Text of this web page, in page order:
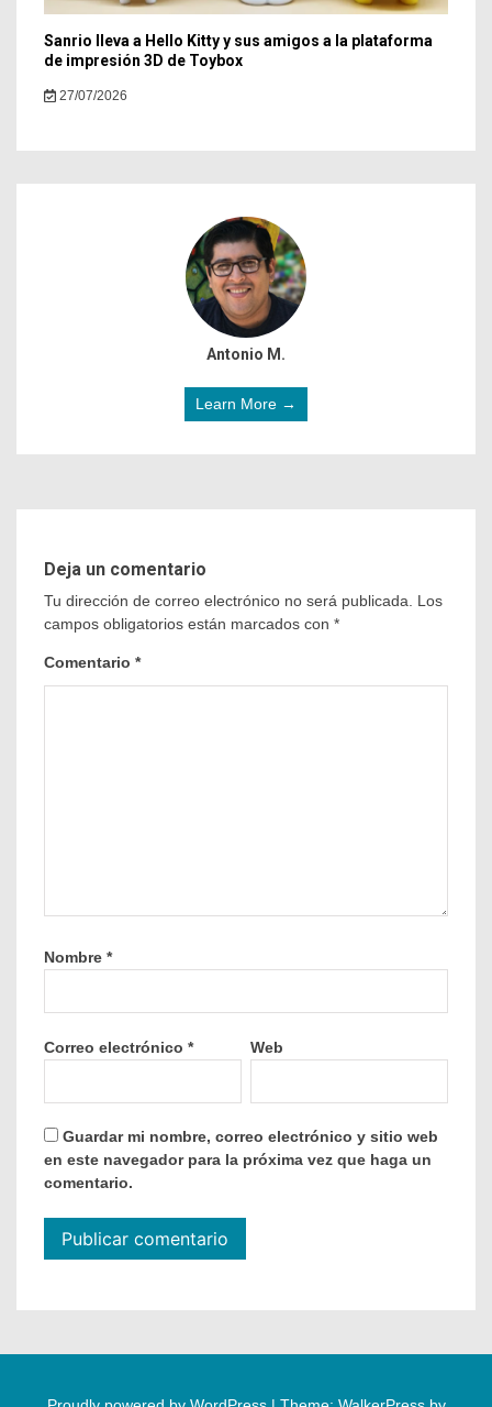
Sanrio lleva a Hello Kitty y sus amigos a la plataforma
de impresión 3D de Toybox
27/07/2026
Antonio M.
Learn More →
Deja un comentario
Tu dirección de correo electrónico no será publicada. Los
campos obligatorios están marcados con *
Comentario *
Nombre *
Correo electrónico * Web
Guardar mi nombre, correo electrónico y sitio web
en este navegador para la próxima vez que haga un
comentario.